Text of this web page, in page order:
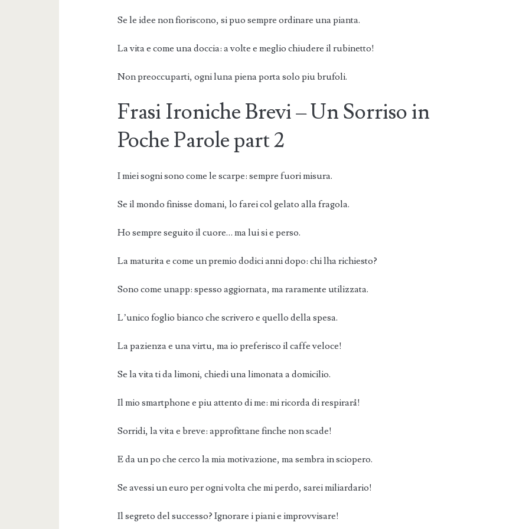
Se le idee non fioriscono, si puo sempre ordinare una pianta.
La vita e come una doccia: a volte e meglio chiudere il rubinetto!
Non preoccuparti, ogni luna piena porta solo piu brufoli.
Frasi Ironiche Brevi – Un Sorriso in
Poche Parole part 2
I miei sogni sono come le scarpe: sempre fuori misura.
Se il mondo finisse domani, lo farei col gelato alla fragola.
Ho sempre seguito il cuore… ma lui si e perso.
La maturita e come un premio dodici anni dopo: chi lha richiesto?
Sono come unapp: spesso aggiornata, ma raramente utilizzata.
L’unico foglio bianco che scrivero e quello della spesa.
La pazienza e una virtu, ma io preferisco il caffe veloce!
Se la vita ti da limoni, chiedi una limonata a domicilio.
Il mio smartphone e piu attento di me: mi ricorda di respirarå!
Sorridi, la vita e breve: approfittane finche non scade!
E da un po che cerco la mia motivazione, ma sembra in sciopero.
Se avessi un euro per ogni volta che mi perdo, sarei miliardario!
Il segreto del successo? Ignorare i piani e improvvisare!